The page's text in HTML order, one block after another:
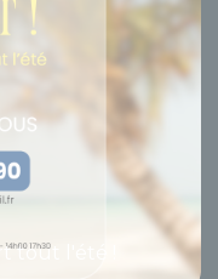
tout l'été !
Rue du Bois
Villa E, 91000
Courcouronnes